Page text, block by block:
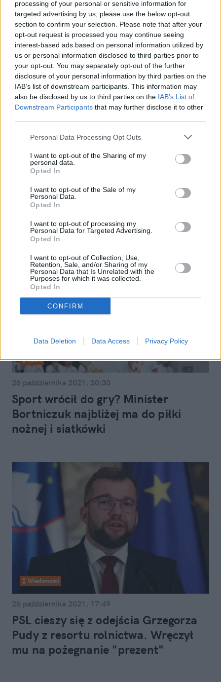
processing of your personal or sensitive information for
targeted advertising by us, please use the below opt-out
section to confirm your selection. Please note that after your
opt-out request is processed you may continue seeing
interest-based ads based on personal information utilized by
us or personal information disclosed to third parties prior to
your opt-out. You may separately opt-out of the further
disclosure of your personal information by third parties on the
IAB’s list of downstream participants. This information may
also be disclosed by us to third parties on the IAB’s List of
Downstream Participants that may further disclose it to other
Personal Data Processing Opt Outs
I want to opt-out of the Sharing of my
personal data.
Opted In
I want to opt-out of the Sale of my
Personal Data.
Opted In
I want to opt-out of processing my
Personal Data for Targeted Advertising.
Opted In
I want to opt-out of Collection, Use,
Retention, Sale, and/or Sharing of my
Personal Data that Is Unrelated with the
Purposes for which it was collected.
Opted In
CONFIRM
Data Deletion Data Access Privacy Policy
Polityka
04 lutego 2022, 10:14
Rekonstrukcja rządu wisi w
powietrzu. Jeszcze w lutym może
odejść Kaczyński i Dworczyk
Sport
26 października 2021, 20:30
Sport wrócił do gry? Minister
Bortniczuk najbliżej ma do piłki
nożnej i siatkówki
Wiadomości
26 października 2021, 17:49
PSL cieszy się z odejścia Grzegorza
Pudy z resortu rolnictwa. Wręczył
mu na pożegnanie "prezent"